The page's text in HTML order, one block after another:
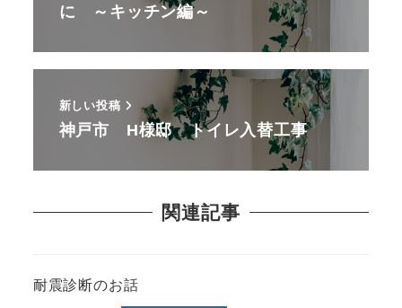
に ～キッチン編～
新しい投稿
神戸市 H様邸 トイレ入替工事
関連記事
耐震診断のお話